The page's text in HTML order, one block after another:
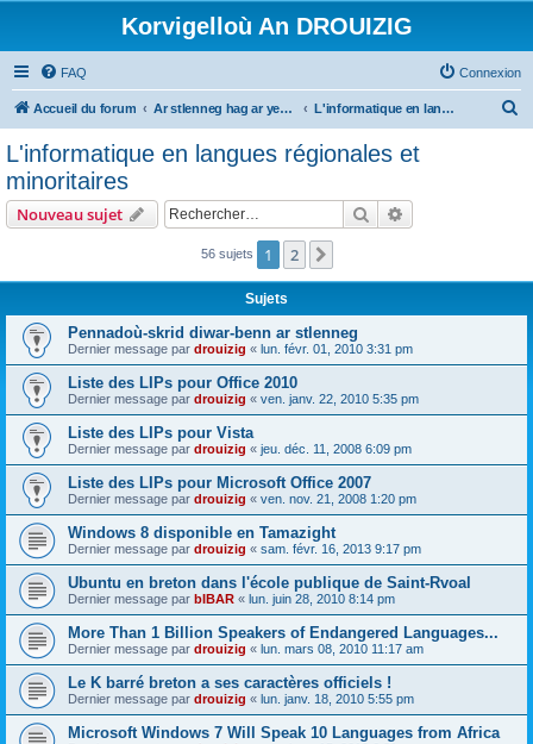
Korvigelloù An DROUIZIG
FAQ Connexion
Accueil du forum Ar stlenneg hag ar yezhoù bihan er bed a-bezh L'informatique en langues régionales et minoritaires
c
r
L'informatique en langues régionales et
minoritaires
Nouveau sujet Rechercher
56 sujets 1 2
Sujets
Pennadoù-skrid diwar-benn ar stlenneg
Dernier message par drouizig « lun. févr. 01, 2010 3:31 pm
Liste des LIPs pour Office 2010
Dernier message par drouizig « ven. janv. 22, 2010 5:35 pm
Liste des LIPs pour Vista
Dernier message par drouizig « jeu. déc. 11, 2008 6:09 pm
Liste des LIPs pour Microsoft Office 2007
Dernier message par drouizig « ven. nov. 21, 2008 1:20 pm
Windows 8 disponible en Tamazight
Dernier message par drouizig « sam. févr. 16, 2013 9:17 pm
Ubuntu en breton dans l'école publique de Saint-Rvoal
Dernier message par bIBAR « lun. juin 28, 2010 8:14 pm
More Than 1 Billion Speakers of Endangered Languages...
Dernier message par drouizig « lun. mars 08, 2010 11:17 am
Le K barré breton a ses caractères officiels !
Dernier message par drouizig « lun. janv. 18, 2010 5:55 pm
Microsoft Windows 7 Will Speak 10 Languages from Africa